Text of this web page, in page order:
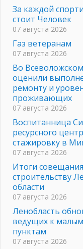
За каждой
стоит Человек
07 августа 2026
Газ ветеранам
07 августа 2026
Во
оценили
ремонту и
проживающих
07 августа 2026
Воспитанница
ресурсного
стажировку в
07 августа 2026
Итоги
строительству
области
07 августа 2026
Ленобласть
ведущих к
пунктам
07 августа 2026